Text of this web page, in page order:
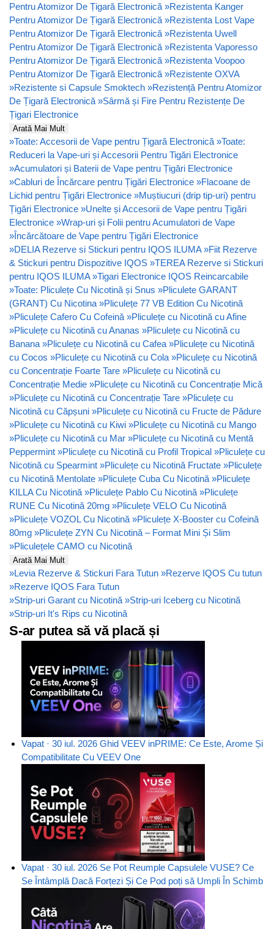
Pentru Atomizor De Țigară Electronică »Rezistenta Kanger
Pentru Atomizor De Țigară Electronică »Rezistenta Lost Vape
Pentru Atomizor De Țigară Electronică »Rezistenta Uwell
Pentru Atomizor De Țigară Electronică »Rezistenta Vaporesso
Pentru Atomizor De Țigară Electronică »Rezistenta Voopoo
Pentru Atomizor De Țigară Electronică »Rezistente OXVA
»Rezistente si Capsule Smoktech »Rezistență Pentru Atomizor
De Țigară Electronică »Sârmă și Fire Pentru Rezistențe De
Țigari Electronice
Arată Mai Mult
»Toate: Accesorii de Vape pentru Țigară Electronică »Toate:
Reduceri la Vape-uri și Accesorii Pentru Tigări Electronice
»Acumulatori și Baterii de Vape pentru Țigări Electronice
»Cabluri de Încărcare pentru Țigări Electronice »Flacoane de
Lichid pentru Țigări Electronice »Muștiucuri (drip tip-uri) pentru
Țigări Electronice »Unelte și Accesorii de Vape pentru Țigări
Electronice »Wrap-uri și Folii pentru Acumulatori de Vape
»Încărcătoare de Vape pentru Țigări Electronice
»DELIA Rezerve si Stickuri pentru IQOS ILUMA »Fiit Rezerve
& Stickuri pentru Dispozitive IQOS »TEREA Rezerve si Stickuri
pentru IQOS ILUMA »Tigari Electronice IQOS Reincarcabile
»Toate: Pliculețe Cu Nicotină și Snus »Pliculete GARANT
(GRANT) Cu Nicotina »Pliculețe 77 VB Edition Cu Nicotină
»Pliculețe Cafero Cu Cofeină »Pliculețe cu Nicotină cu Afine
»Pliculețe cu Nicotină cu Ananas »Pliculețe cu Nicotină cu
Banana »Pliculețe cu Nicotină cu Cafea »Pliculețe cu Nicotină
cu Cocos »Pliculețe cu Nicotină cu Cola »Pliculețe cu Nicotină
cu Concentrație Foarte Tare »Pliculețe cu Nicotină cu
Concentrație Medie »Pliculețe cu Nicotină cu Concentrație Mică
»Pliculețe cu Nicotină cu Concentrație Tare »Pliculețe cu
Nicotină cu Căpșuni »Pliculețe cu Nicotină cu Fructe de Pădure
»Pliculețe cu Nicotină cu Kiwi »Pliculețe cu Nicotină cu Mango
»Pliculețe cu Nicotină cu Mar »Pliculețe cu Nicotină cu Mentă
Peppermint »Pliculețe cu Nicotină cu Profil Tropical »Pliculețe cu
Nicotină cu Spearmint »Pliculețe cu Nicotină Fructate »Pliculețe
cu Nicotină Mentolate »Pliculețe Cuba Cu Nicotină »Pliculețe
KILLA Cu Nicotină »Pliculețe Pablo Cu Nicotină »Pliculețe
RUNE Cu Nicotină 20mg »Pliculețe VELO Cu Nicotină
»Pliculețe VOZOL Cu Nicotină »Pliculețe X-Booster cu Cofeină
80mg »Pliculețe ZYN Cu Nicotină – Format Mini Și Slim
»Pliculețele CAMO cu Nicotină
Arată Mai Mult
»Levia Rezerve & Stickuri Fara Tutun »Rezerve IQOS Cu tutun
»Rezerve IQOS Fara Tutun
»Strip-uri Garant cu Nicotină »Strip-uri Iceberg cu Nicotină
»Strip-uri It's Rips cu Nicotină
S-ar putea să vă placă și
Vapat · 30 iul. 2026 Ghid VEEV inPRIME: Ce Este, Arome Și
Compatibilitate Cu VEEV One
Vapat · 30 iul. 2026 Se Pot Reumple Capsulele VUSE? Ce
Se Întâmplă Dacă Forțezi Și Ce Pod poți să Umpli În Schimb